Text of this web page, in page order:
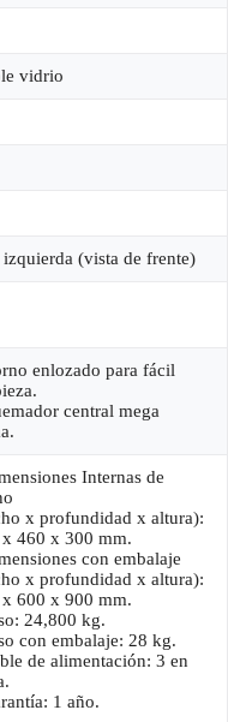
vidrio
izquierda (vista de frente)
enlozado para fácil
central mega
Internas de
x profundidad x altura):
460 x 300 mm.
con embalaje
x profundidad x altura):
x 600 x 900 mm.
24,800 kg.
con embalaje: 28 kg.
de alimentación: 3 en
1 año.